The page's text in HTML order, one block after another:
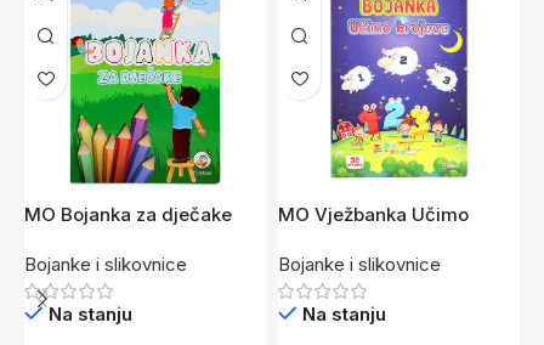
MO Bojanka za dječake
Bojanke i slikovnice
Na stanju
MO Vježbanka Učimo
Bojanke i slikovnice
Na stanju